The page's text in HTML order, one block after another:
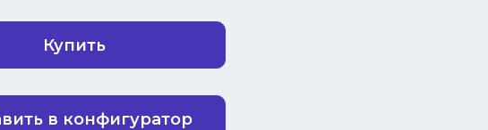
Купить
в конфигуратор